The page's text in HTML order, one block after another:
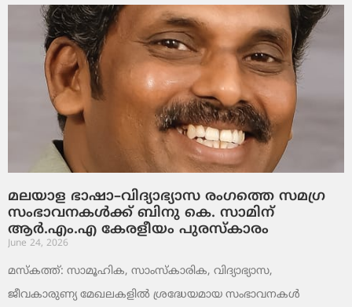
മലയാള ഭാഷാ–വിദ്യാഭ്യാസ രംഗത്തെ സമഗ്ര
സംഭാവനകൾക്ക് ബിനു കെ. സാമിന്
ആർ.എം.എ കേരളീയം പുരസ്‌കാരം
June 24, 2026
മസ്കത്ത്: സാമൂഹിക, സാംസ്‌കാരിക, വിദ്യാഭ്യാസ,
ജീവകാരുണ്യ മേഖലകളിൽ ശ്രദ്ധേയമായ സംഭാവനകൾ